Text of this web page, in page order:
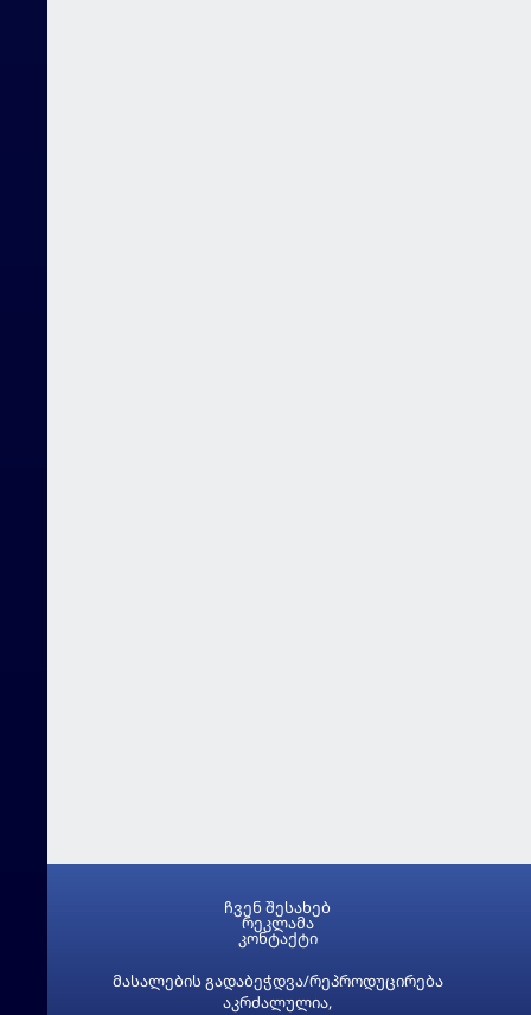
მასალების გადაბეჭდვა/რეპროდუცირება
აკრძალულია,
ჩვენ შესახებ
რეკლამა
კონტაქტი